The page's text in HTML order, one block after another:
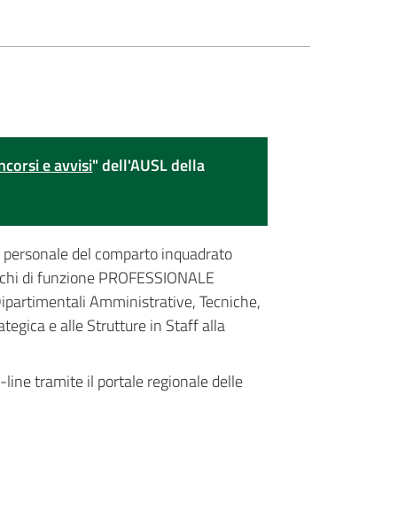
e avvisi" dell'AUSL della
del comparto inquadrato
di funzione PROFESSIONALE
Amministrative, Tecniche,
e alle Strutture in Staff alla
tramite il portale regionale delle